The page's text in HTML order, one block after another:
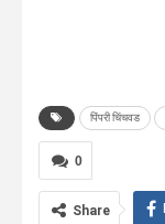
पिंपरी चिंचवड
0
Share